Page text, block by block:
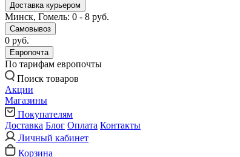
Доставка курьером
Минск, Гомель: 0 - 8 руб.
Самовывоз
0 руб.
Европочта
По тарифам европочты
Поиск товаров
Акции
Магазины
Покупателям
Доставка Блог Оплата Контакты
Личный кабинет
Корзина